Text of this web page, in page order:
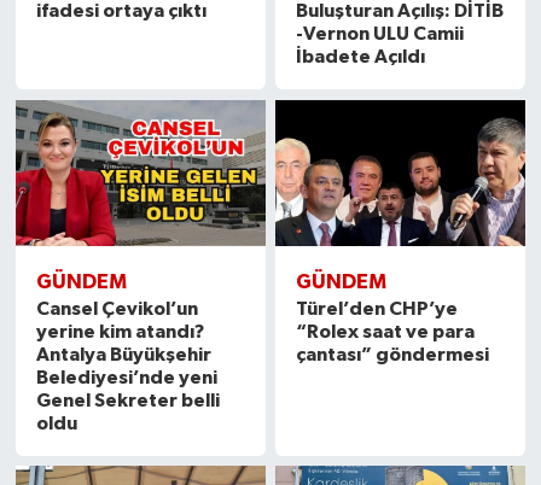
ifadesi ortaya çıktı
Buluşturan Açılış: DİTİB
-Vernon ULU Camii
İbadete Açıldı
GÜNDEM
Cansel Çevikol’un
yerine kim atandı?
Antalya Büyükşehir
Belediyesi’nde yeni
Genel Sekreter belli
oldu
GÜNDEM
Türel’den CHP’ye
“Rolex saat ve para
çantası” göndermesi